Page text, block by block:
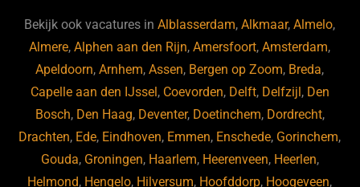
b
o
o
k
ky dI
n
Bekijk ook vacatures inAlblasserdam,Alkmaar,Almelo,
Almere,Alphen aan den Rijn,Amersfoort,Amsterdam,
Apeldoorn,Arnhem,Assen, Bergen op Zoom, Breda,
Capelle aan den IJssel , Coevorden, Delft, Delfzijl , Den
Bosch, Den Haag, Deventer, Doetinchem, Dordrecht,
Drachten, Ede, Eindhoven, Emmen, Enschede, Gorinchem,
Gouda, Groningen, Haarlem, Heerenveen, Heerlen,
Helmond, Hengelo, Hilversum, Hoofddorp, Hoogeveen,